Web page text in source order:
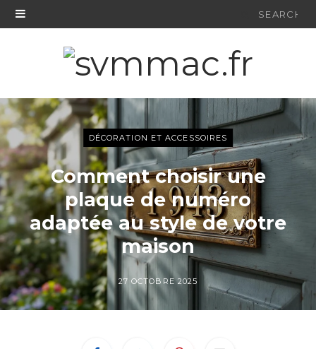
Search
DÉCORATION ET ACCESSOIRES
Comment choisir une
plaque de numéro
adaptée au style de votre
maison
27 OCTOBRE 2025